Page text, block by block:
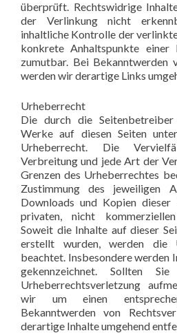
überprüft. Rechtswidrige
der Verlinkung nicht
inhaltliche Kontrolle der
konkrete Anhaltspunkte einer
zumutbar. Bei Bekanntwerden
werden wir derartige Links
Urheberrecht
Die durch die
Werke auf diesen Seiten
Urheberrecht. Die
Verbreitung und jede Art der
Grenzen des Urheberrechtes
Zustimmung des jeweiligen
Downloads und Kopien
privaten, nicht
Soweit die Inhalte auf dieser
erstellt wurden, werden die
beachtet. Insbesondere werden
gekennzeichnet. Sollten
Urheberrechtsverletzung
wir um einen
Bekanntwerden von
derartige Inhalte umgehend